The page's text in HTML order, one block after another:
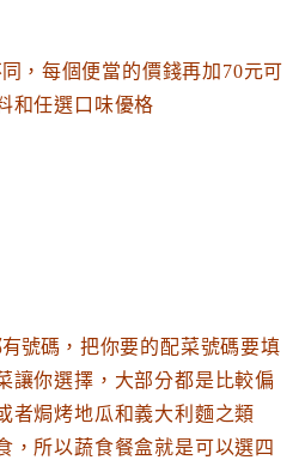
，每個便當的價錢再加70元可
和任選口味優格
號碼 ，把你要的配菜號碼要填
讓你選擇 ，大部分都是比較偏
者焗烤地瓜和義大利麵之類
，所以蔬食餐盒就是可以選四